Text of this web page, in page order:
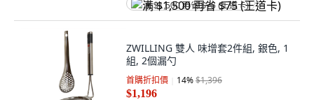
满 $1,500 再省 $75 (王道卡)
ZWILLING 雙人 味增套2件組, 銀色, 1
組, 2個漏勺
首購折扣價 14%$1,396
$1,196